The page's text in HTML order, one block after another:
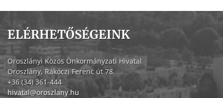
ELÉRHETŐSÉGEINK
Oroszlányi Közös Önkormányzati Hivatal
Oroszlány, Rákóczi Ferenc út 78.
+36 (34) 361-444
hivatal@oroszlany.hu